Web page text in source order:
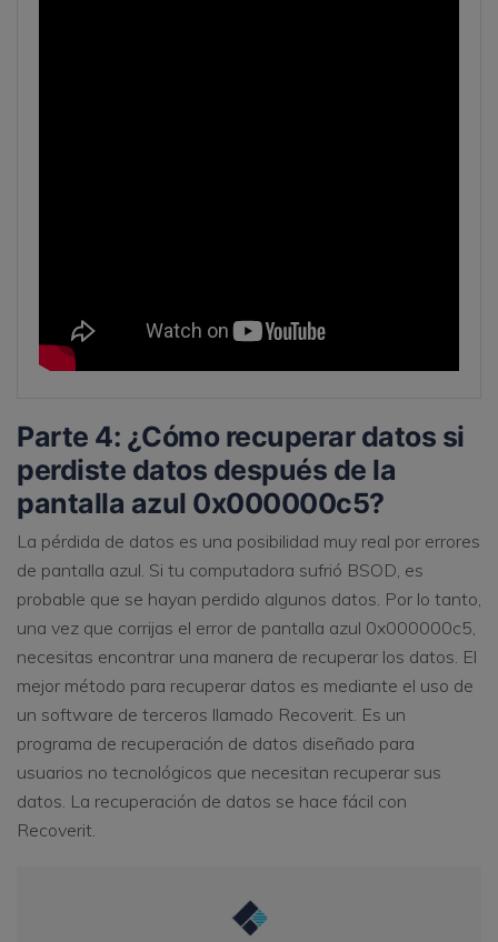
Parte 4: ¿Cómo recuperar datos si
perdiste datos después de la
pantalla azul 0x000000c5?
La pérdida de datos es una posibilidad muy real por errores
de pantalla azul. Si tu computadora sufrió BSOD, es
probable que se hayan perdido algunos datos. Por lo tanto,
una vez que corrijas el error de pantalla azul 0x000000c5,
necesitas encontrar una manera de recuperar los datos. El
mejor método para recuperar datos es mediante el uso de
un software de terceros llamado Recoverit. Es un
programa de recuperación de datos diseñado para
usuarios no tecnológicos que necesitan recuperar sus
datos. La recuperación de datos se hace fácil con
Recoverit.